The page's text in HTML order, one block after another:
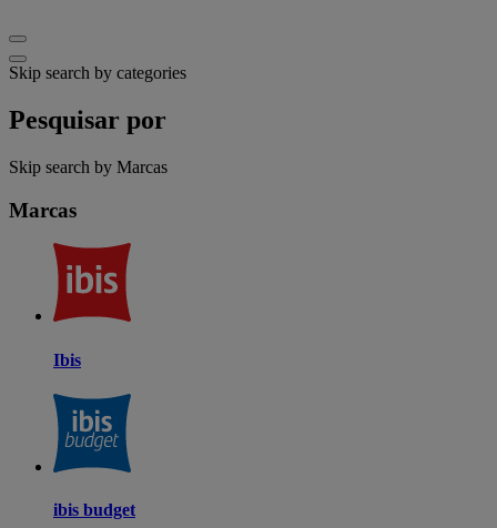
Skip search by categories
Pesquisar por
Skip search by Marcas
Marcas
Ibis
ibis budget